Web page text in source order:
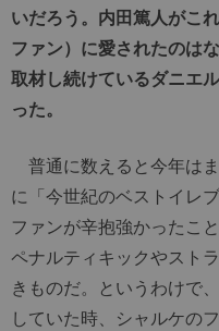
いだろう。内田篤人がこ
ファン）に愛されたのは
取材し続けているダニエ
った。
普通に数えると今年は
に「今世紀のベストイレ
ファンが辛抱強かったこ
ペナルティキックやスト
きものだ。というわけで
していた時、シャルケの